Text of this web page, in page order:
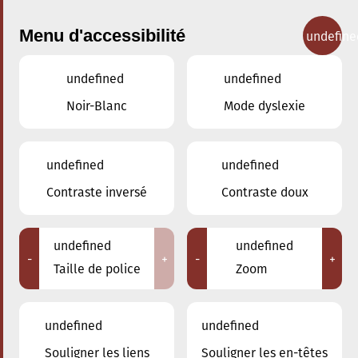
Concerts
Adresse
Menu d'accessibilité
undefined
Noir-Blanc
undefined
Mode dyslexie
undefined
Contraste inversé
undefined
Contraste doux
-
undefined
Taille de police
+ -
undefined
Zoom
+
undefined
Souligner les liens
undefined
Souligner les en-têtes